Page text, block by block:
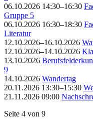
06.10.2026 14:30–16:30
Gruppe 5
06.10.2026 16:30–18:30
Literatur
12.10.2026–16.10.2026
12.10.2026–14.10.2026
13.10.2026
9
14.10.2026 Wandertag
20.11.2026 13:30–15:30
21.11.2026 09:00
Seite 4 von 9